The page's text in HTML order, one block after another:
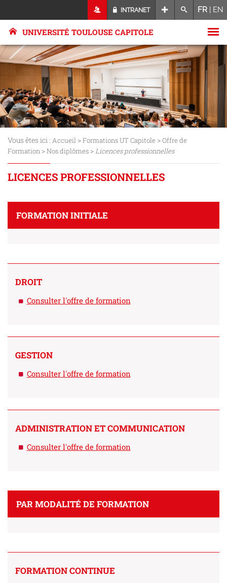
INTRANET FR | EN
UNIVERSITÉ TOULOUSE CAPITOLE
Vous êtes ici : Accueil >Formations UT Capitole >Offre de
Formation >Nos diplômes >Licences professionnelles
LICENCES PROFESSIONNELLES
FORMATION INITIALE
DROIT
Consulter l'offre de formation
GESTION
Consulter l'offre de formation
ADMINISTRATION ET COMMUNICATION
Consulter l'offre de formation
PAR MODALITÉ DE FORMATION
FORMATION CONTINUE